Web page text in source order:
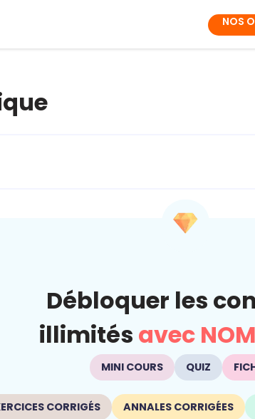
NOS
Débloquer les
illimités avec
MINI COURS QUIZ
CORRIGÉS ANNALES CORRIGÉES